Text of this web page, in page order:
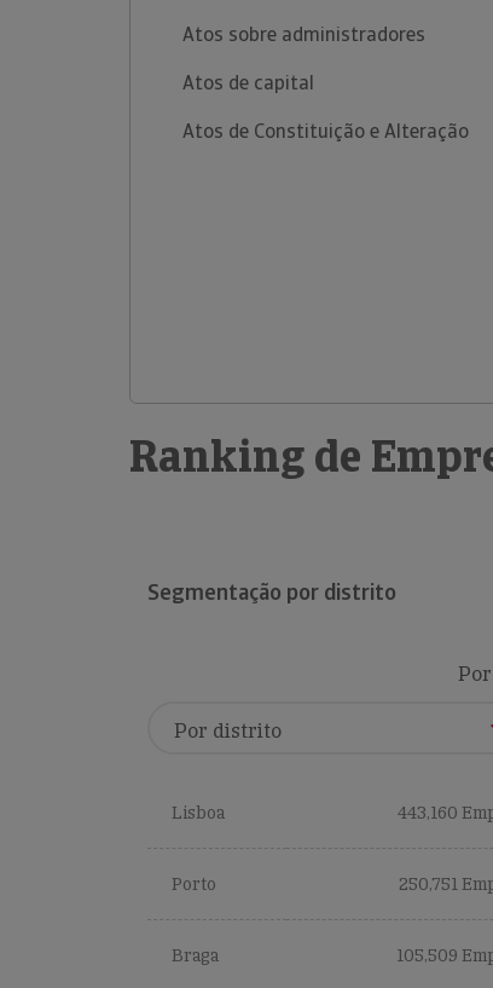
Atos sobre administradores
Atos de capital
Atos de Constituição e Alteração
Ranking de
Segmentação por distrito
Lisboa 443,160
Porto 250,751
Braga 105,509